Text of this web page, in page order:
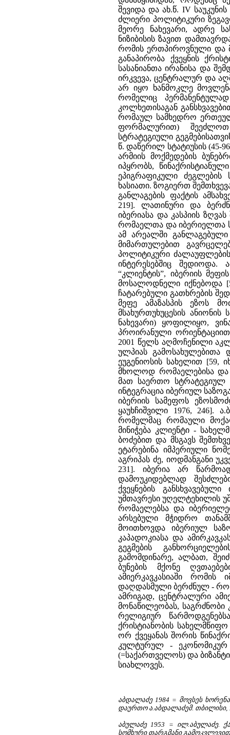
შევიდა და ახ.წ. IV
ძლიერი პოლიტიკური
მეორე ნახევარი, ადრე
ნიზიბისის ზავით
რომის ერთპიროვნული და
განაპირობა ქვეყნის
სასანიანთა ირანისა და
ირკვევა, ცენტრალურ და
არ იყო ხანმოკლე
რომელიც
კოლხეთისაგან
რომაულ სამხედრო
ფორმალურით) შეეძლოთ
სტრატეგიული
წ. დაწერილ სტატიუსის (45-
არმიის მოქმედების
იპყრობს,
ეპიგრაფიკული ძეგლების
ხასიათი. ზოგიერთ
განლაგების ფაქტის
219]. ლათინური და
იბერიასა და კასპიის
რომაელთა და იბერიელთა
ამ არეალში
მიმართულებით
პოლიტიკური ძალაუფლების
ინტერესებშიც
“კლიენტის”, იბერიის
მოსალოდნელი იქნებოდა
ჩატარებული გათხრების
მეფე ამაზასპის ეზოს
მსახურთუხუცესის
ნახევარი) ყოფილიყო,
პროირანული
2001 წელს აღმოჩენილი
ულპიას გამოსახულებითა
ეუგენიოსის სახელით [59,
მხოლოდ რომაელებისა და
მათ საერთო სტრატეგიულ
ინტეგრაცია იბერიულ
იბერიის სამეფოს
ყაუხჩიშვილი 1976, 246].
რომელმაც რომაული
მინიჭება კლიენტი -
ბოძებით და მსგავს
ეტარებინა იმპერიული
აგრიპას ძე, იოდმანგანი
231]. იბერია არ
დამოუკიდებლად
ქვეყნების
უმთავრესი უღელტეხილის
რომაელებსა და
არსებული მჭიდრო
მოითხოვდა იბერიულ
კაპადოკიასა და
გეგმების
გამომდინარე, ალბათ,
ბუნების მქონე
ამიერკავკასიაში
დაღდასმული ბერძნულ -
ამრიგად, ცენტრალური
მონაწილეობას,
რელიგიურ
ქრისტიანობის
ორ ქვეყანას შორის
კულტურულ -
(=საქართველოს) და
სიახლოვეს.
აბდალაძე 1984 = მოვსეს
დაურთო ა.აბდალაძემ. თბილისი,
აბულაძე 1953 = ილ.აბულაძე.
სომხური თარგმანი